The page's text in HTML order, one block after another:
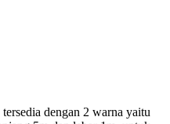
dengan 2 warna yaitu